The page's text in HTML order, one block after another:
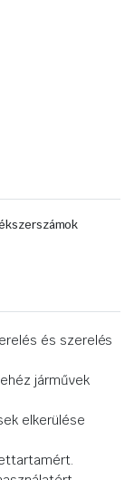
és szerelés
járművek
elkerülése